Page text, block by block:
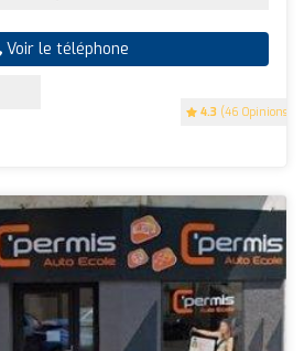
4.3 (46 Opinions)
Voir le téléphone